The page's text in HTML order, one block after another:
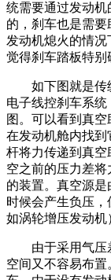
统需要通过发动
的，刹车也是需
发动机熄火的情
觉得刹车踏板特别
如下图就是传统
电子线控刹车系
图。可以看到真
在发动机舱内找
杆将力传递到真
空之前的压力差
的装置。真空源
时候会产生负压
如涡轮增压发动机
由于采用气压差
空间又不容易布